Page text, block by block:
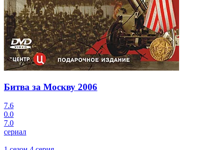
Битва за Москву 2006
7.6
0.0
7.0
сериал